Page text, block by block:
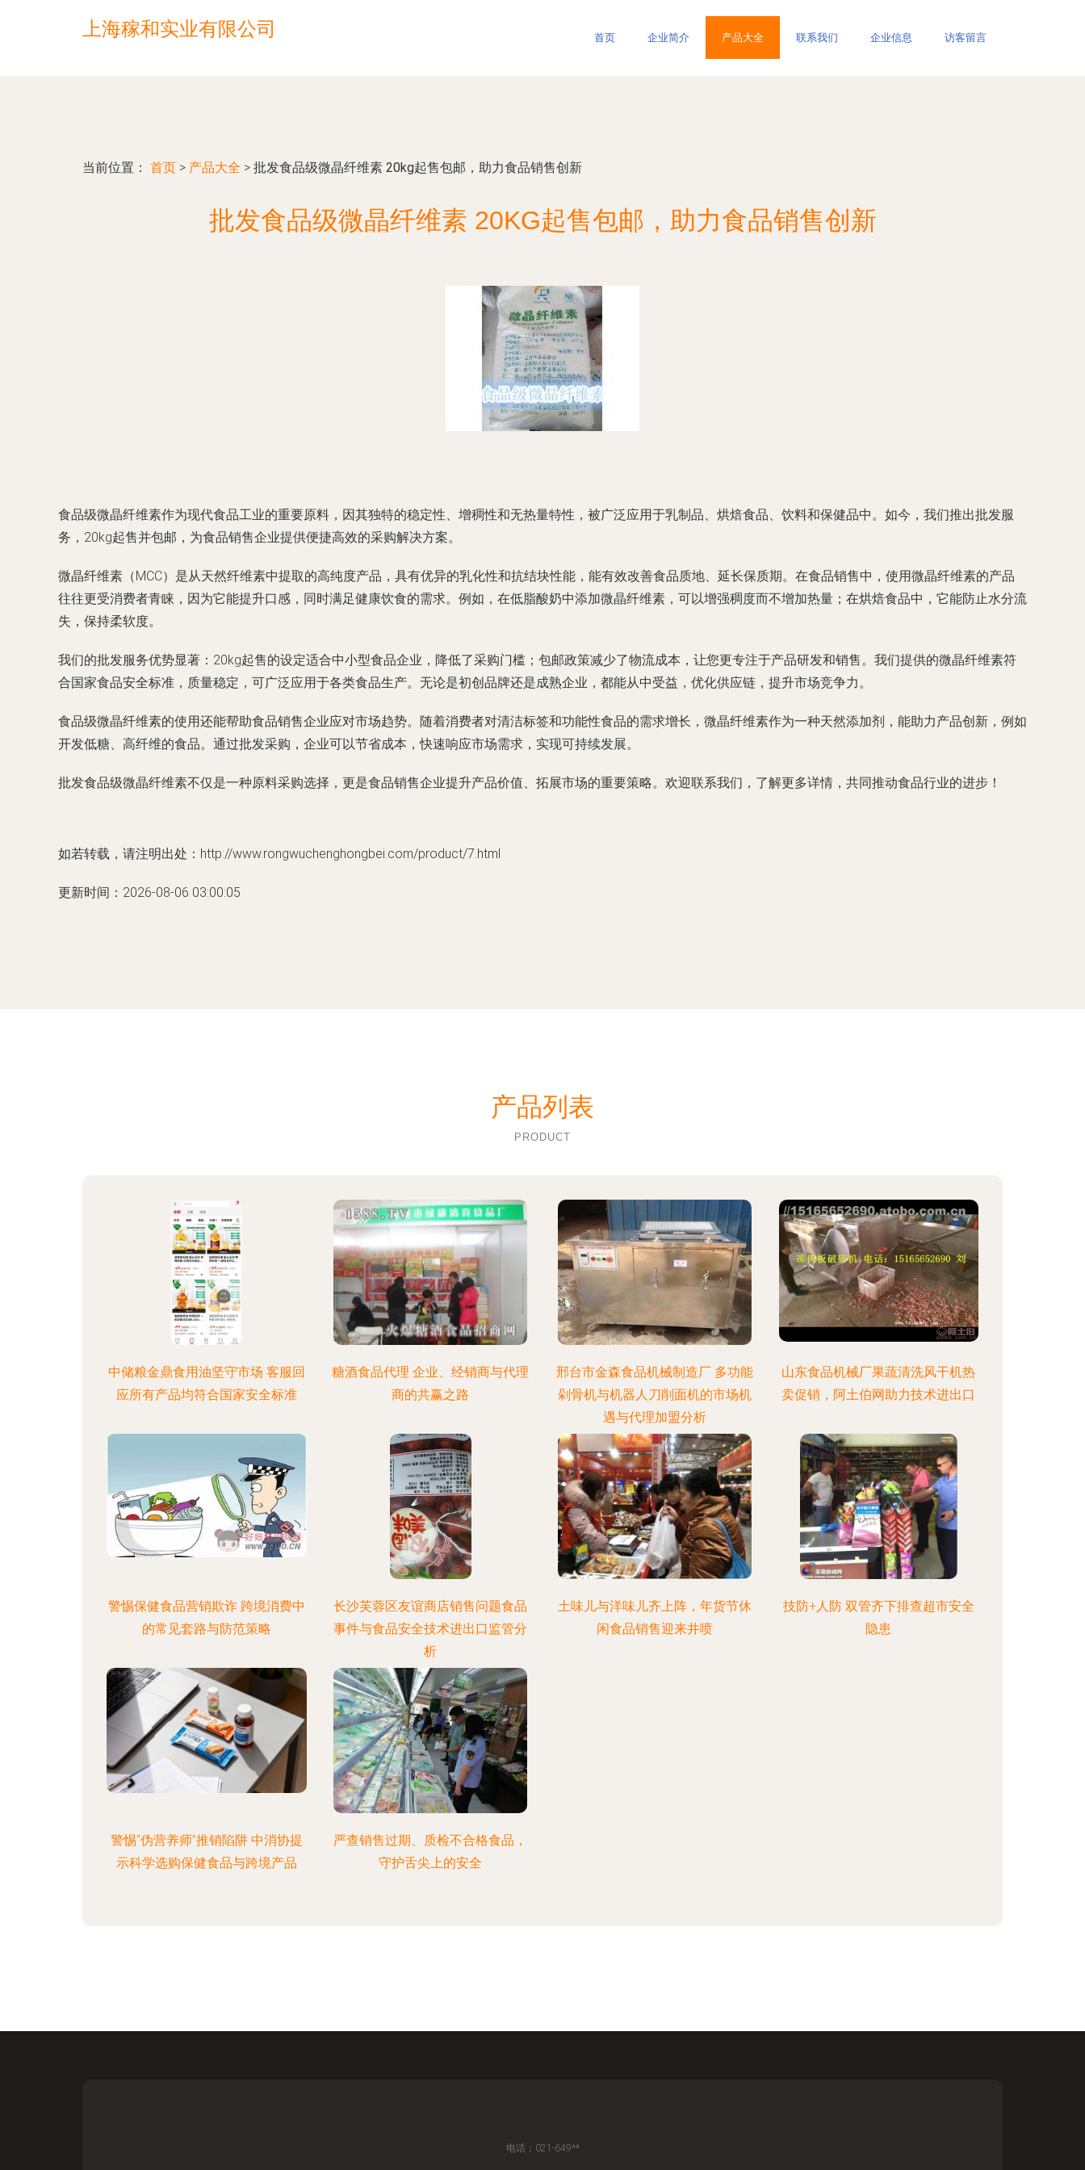
上海稼和实业有限公司 首页 企业简介 产品大全 联系我们 企业信息 访客留言
当前位置： 首页 > 产品大全 > 批发食品级微晶纤维素 20kg起售包邮，助力食品销售创新
批发食品级微晶纤维素 20KG起售包邮，助力食品销售创新
食品级微晶纤维素作为现代食品工业的重要原料，因其独特的稳定性、增稠性和无热量特性，被广泛应用于乳制品、烘焙食品、饮料和保健品中。如今，我们推出批发服
务，20kg起售并包邮，为食品销售企业提供便捷高效的采购解决方案。
微晶纤维素（MCC）是从天然纤维素中提取的高纯度产品，具有优异的乳化性和抗结块性能，能有效改善食品质地、延长保质期。在食品销售中，使用微晶纤维素的产品
往往更受消费者青睐，因为它能提升口感，同时满足健康饮食的需求。例如，在低脂酸奶中添加微晶纤维素，可以增强稠度而不增加热量；在烘焙食品中，它能防止水分流
失，保持柔软度。
我们的批发服务优势显著：20kg起售的设定适合中小型食品企业，降低了采购门槛；包邮政策减少了物流成本，让您更专注于产品研发和销售。我们提供的微晶纤维素符
合国家食品安全标准，质量稳定，可广泛应用于各类食品生产。无论是初创品牌还是成熟企业，都能从中受益，优化供应链，提升市场竞争力。
食品级微晶纤维素的使用还能帮助食品销售企业应对市场趋势。随着消费者对清洁标签和功能性食品的需求增长，微晶纤维素作为一种天然添加剂，能助力产品创新，例如
开发低糖、高纤维的食品。通过批发采购，企业可以节省成本，快速响应市场需求，实现可持续发展。
批发食品级微晶纤维素不仅是一种原料采购选择，更是食品销售企业提升产品价值、拓展市场的重要策略。欢迎联系我们，了解更多详情，共同推动食品行业的进步！
如若转载，请注明出处：http://www.rongwuchenghongbei.com/product/7.html
更新时间：2026-08-06 03:00:05
产品列表
PRODUCT
中储粮金鼎食用油坚守市场 客服回
应所有产品均符合国家安全标准
糖酒食品代理 企业、经销商与代理
商的共赢之路
邢台市金森食品机械制造厂 多功能
剁骨机与机器人刀削面机的市场机
遇与代理加盟分析
山东食品机械厂果蔬清洗风干机热
卖促销，阿土伯网助力技术进出口
警惕保健食品营销欺诈 跨境消费中
的常见套路与防范策略
长沙芙蓉区友谊商店销售问题食品
事件与食品安全技术进出口监管分
析
土味儿与洋味儿齐上阵，年货节休
闲食品销售迎来井喷
技防+人防 双管齐下排查超市安全
隐患
警惕“伪营养师”推销陷阱 中消协提
示科学选购保健食品与跨境产品
严查销售过期、质检不合格食品，
守护舌尖上的安全
电话：021-649**